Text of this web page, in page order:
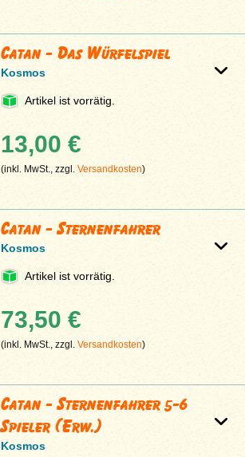
Catan - Das Würfelspiel
Kosmos
Artikel ist vorrätig.
13,00 €
(inkl. MwSt., zzgl.Versandkosten)
Catan - Sternenfahrer
Kosmos
Artikel ist vorrätig.
73,50 €
(inkl. MwSt., zzgl.Versandkosten)
Catan - Sternenfahrer 5-6
Spieler (Erw.)
Kosmos